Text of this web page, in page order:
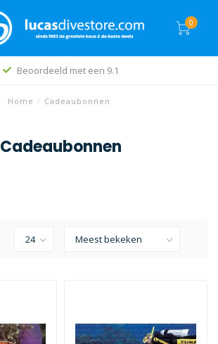
0
Beoordeeld met een 9.1
Home / Cadeaubonnen
Cadeaubonnen